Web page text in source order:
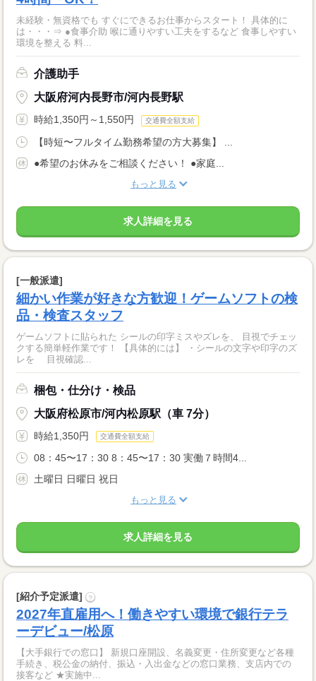
未経験・無資格でも すぐにできるお仕事からスタート！ 具体的に
は・・・⇒ ●食事介助 喉に通りやすい工夫をするなど 食事しやすい
環境を整える 料...
介護助手
大阪府河内長野市/河内長野駅
時給1,350円～1,550円 交通費全額支給
【時短〜フルタイム勤務希望の方大募集】 ...
●希望のお休みをご相談ください！ ●家庭...
もっと見る
求人詳細を見る
[一般派遣]
細かい作業が好きな方歓迎！ゲームソフトの検
品・検査スタッフ
ゲームソフトに貼られた シールの印字ミスやズレを、 目視でチェッ
クする簡単軽作業です！ 【具体的には】 ・シールの文字や印字のズ
レを 目視確認...
梱包・仕分け・検品
大阪府松原市/河内松原駅（車 7分）
時給1,350円 交通費全額支給
08：45〜17：30 8：45〜17：30 実働７時間4...
土曜日 日曜日 祝日
もっと見る
求人詳細を見る
[紹介予定派遣] ?
2027年直雇用へ！働きやすい環境で銀行テラ
ーデビュー/松原
【大手銀行での窓口】 新規口座開設、名義変更・住所変更など各種
手続き、税公金の納付、振込・入出金などの窓口業務、支店内での
接客など ★実施中...